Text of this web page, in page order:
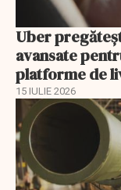
Uber
avansate
platforme de
15 IULIE 2026